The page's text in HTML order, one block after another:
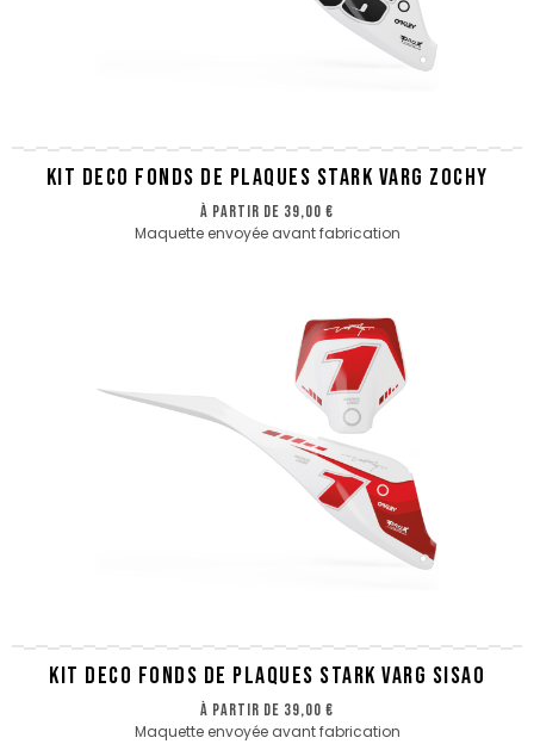
KIT DECO FONDS DE PLAQUES STARK VARG ZOCHY
à partir de 39,00 €
Maquette envoyée avant fabrication
KIT DECO FONDS DE PLAQUES STARK VARG SISAO
à partir de 39,00 €
Maquette envoyée avant fabrication